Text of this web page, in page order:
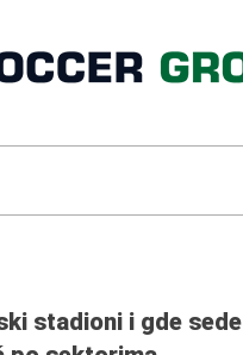
stadioni i gde sede